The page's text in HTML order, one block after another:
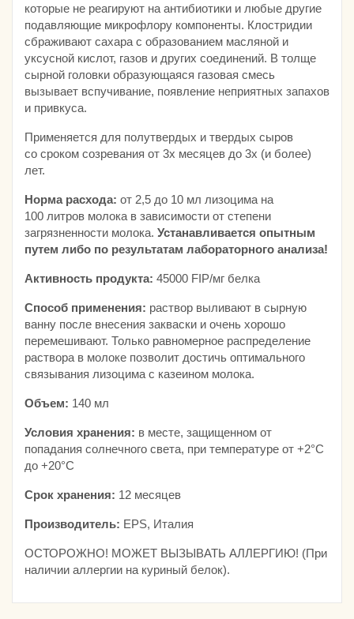
которые не реагируют на антибиотики и любые другие
подавляющие микрофлору компоненты. Клостридии
сбраживают сахара с образованием масляной и
уксусной кислот, газов и других соединений. В толще
сырной головки образующаяся газовая смесь
вызывает вспучивание, появление неприятных запахов
и привкуса.
Применяется для полутвердых и твердых сыров
со сроком созревания от 3х месяцев до 3х (и более)
лет.
Норма расхода: от 2,5 до 10 мл лизоцима на
100 литров молока в зависимости от степени
загрязненности молока. Устанавливается опытным
путем либо по результатам лабораторного анализа!
Активность продукта: 45000 FIP/мг белка
Способ применения: раствор выливают в сырную
ванну после внесения закваски и очень хорошо
перемешивают. Только равномерное распределение
раствора в молоке позволит достичь оптимального
связывания лизоцима с казеином молока.
Объем: 140 мл
Условия хранения: в месте, защищенном от
попадания солнечного света, при температуре от +2°С
до +20°С
Срок хранения: 12 месяцев
Производитель: EPS, Италия
ОСТОРОЖНО! МОЖЕТ ВЫЗЫВАТЬ АЛЛЕРГИЮ! (При
наличии аллергии на куриный белок).